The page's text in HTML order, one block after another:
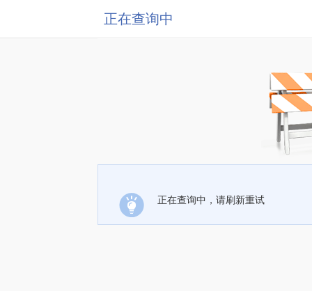
正在查询中
正在查询中，请刷新重试